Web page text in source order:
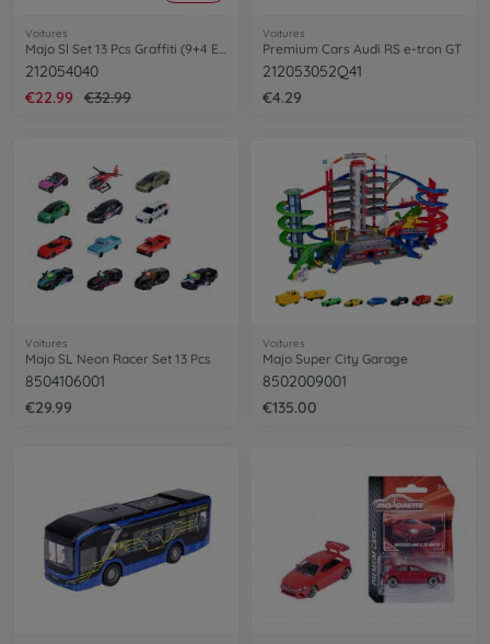
Voitures
Majo Sl Set 13 Pcs Graffiti (9+4 Exclusi
212054040
€22.99
€32.99
Voitures
Premium Cars Audi RS e-tron GT
212053052Q41
€4.29
Voitures
Majo SL Neon Racer Set 13 Pcs
8504106001
€29.99
Voitures
Majo Super City Garage
8502009001
€135.00